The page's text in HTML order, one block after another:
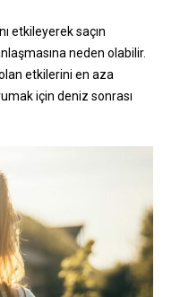
etkileyerek saçın
neden olabilir.
etkilerini en aza
için deniz sonrası